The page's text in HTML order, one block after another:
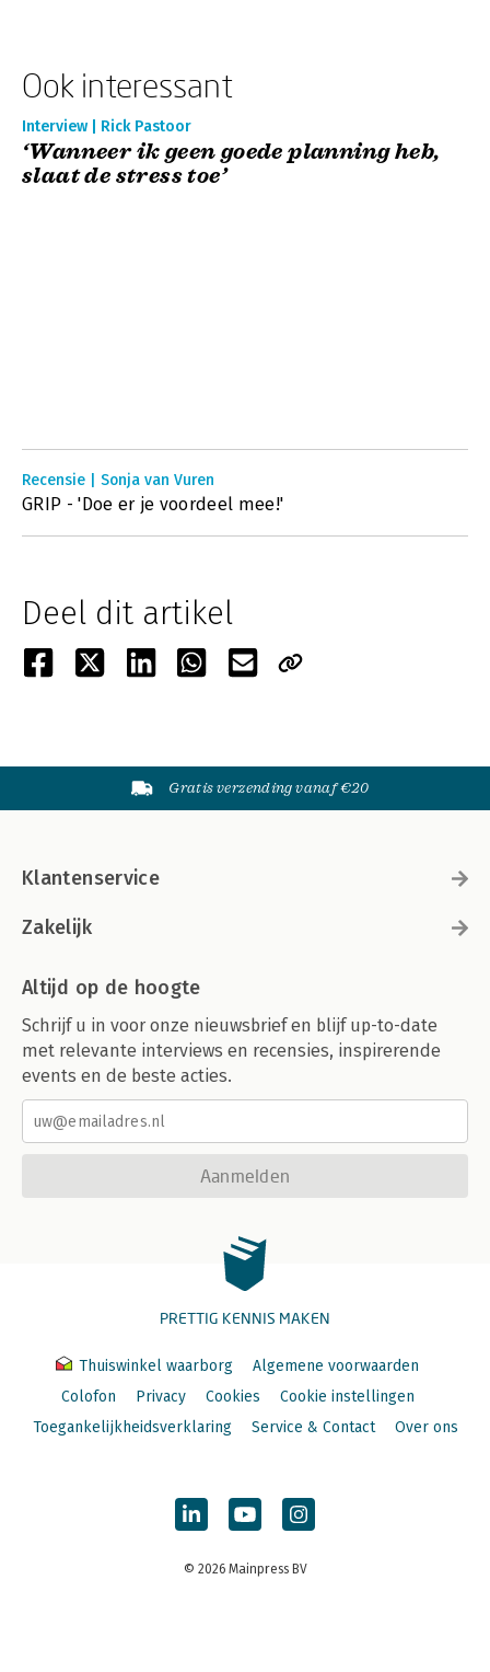
Ook interessant
Interview | Rick Pastoor
‘Wanneer ik geen goede planning heb,
slaat de stress toe’
Recensie | Sonja van Vuren
GRIP - 'Doe er je voordeel mee!'
Deel dit artikel
Gratis verzending vanaf €20
Klantenservice
Zakelijk
Altijd op de hoogte
Schrijf u in voor onze nieuwsbrief en blijf up-to-date
met relevante interviews en recensies, inspirerende
events en de beste acties.
Aanmelden
PRETTIG KENNIS MAKEN
Thuiswinkel waarborg
Algemene voorwaarden
Colofon
Privacy Cookies
Cookie instellingen
Toegankelijkheidsverklaring
Service & Contact Over ons
© 2026 Mainpress BV